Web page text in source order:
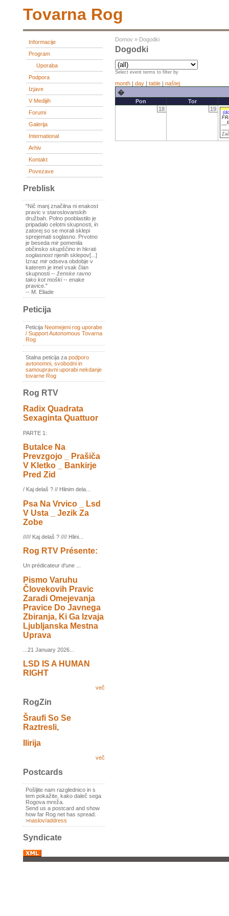
Tovarna Rog
Informacije
Program
Uporaba
Podpora
Izjave
V Medijih
Forumi
Galerija
International
Arhiv
Kontakt
Povezave
Preblisk
"Nič manj značilna ni enakost
pravic v staroslovanskih
družbah. Polno pooblastilo je
pripadalo celotni skupnosti, in
zatorej so se morali sklepi
sprejemati soglasno. Prvotno
je beseda mir pomenila
občinsko skupščino in hkrati
soglasnostnjenih sklepov[...]
Izraz mir odseva obdobje v
katerem je imel vsak član
skupnosti -- ženske ravno
tako kot moški-- enake
pravice."
-- M. Eliade
Peticija
Peticija Neomejeni rog uporabe
/ Support Autonomous Tovarna
Rog
Stalna peticija za podporo
avtonomni, svobodni in
samoupravni uporabi nekdanje
tovarne Rog
Rog RTV
Radix Quadrata
Sexaginta Quattuor
PARTE 1:
Butalce Na
Prevzgojo _ Prašiča
V Kletko _ Bankirje
Pred Zid
/ Kaj delaš ? // Hlinim dela...
Psa Na Vrvico _ Lsd
V Usta _ Jezik Za
Zobe
///// Kaj delaš ? //// Hlini...
Rog RTV Présente:
Un prédicateur d'une ...
Pismo Varuhu
Človekovih Pravic
Zaradi Omejevanja
Pravice Do Javnega
Zbiranja, Ki Ga Izvaja
Ljubljanska Mestna
Uprava
...21 January 2026...
LSD IS A HUMAN
RIGHT
več
RogZin
Šraufi So Se
Raztresli,
Ilirija
več
Postcards
Pošljite nam razglednico in s
tem pokažite, kako daleč sega
Rogova mreža.
Send us a postcard and show
how far Rog net has spread.
>naslov/address
Syndicate
Domov » Dogodki
Dogodki
Select event terms to filter by
month | day | table | naštej
�
Pon
Tor
18
19